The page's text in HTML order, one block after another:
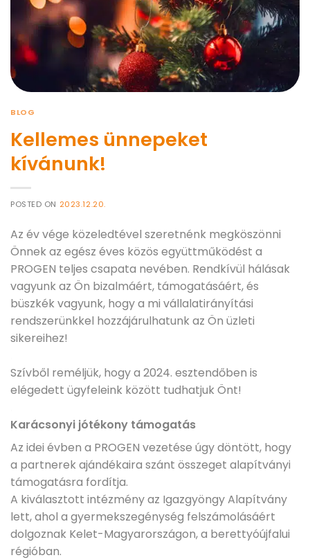
BLOG
Kellemes ünnepeket
kívánunk!
POSTED ON 2023.12.20.
Az év vége közeledtével szeretnénk megköszönni
Önnek az egész éves közös együttműködést a
PROGEN teljes csapata nevében. Rendkívül hálásak
vagyunk az Ön bizalmáért, támogatásáért, és
büszkék vagyunk, hogy a mi vállalatirányítási
rendszerünkkel hozzájárulhatunk az Ön üzleti
sikereihez!
Szívből reméljük, hogy a 2024. esztendőben is
elégedett ügyfeleink között tudhatjuk Önt!
Karácsonyi jótékony támogatás
Az idei évben a PROGEN vezetése úgy döntött, hogy
a partnerek ajándékaira szánt összeget alapítványi
támogatásra fordítja.
A kiválasztott intézmény az Igazgyöngy Alapítvány
lett, ahol a gyermekszegénység felszámolásáért
dolgoznak Kelet-Magyarországon, a berettyóújfalui
régióban.